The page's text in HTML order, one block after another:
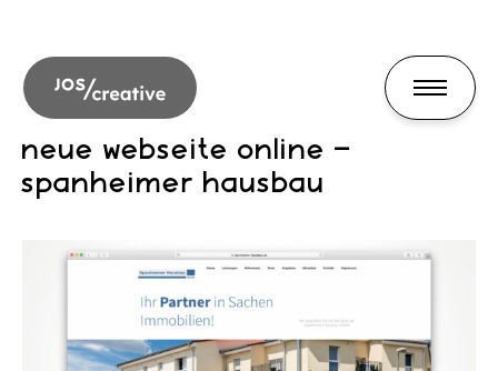
neue webseite online –
spanheimer hausbau